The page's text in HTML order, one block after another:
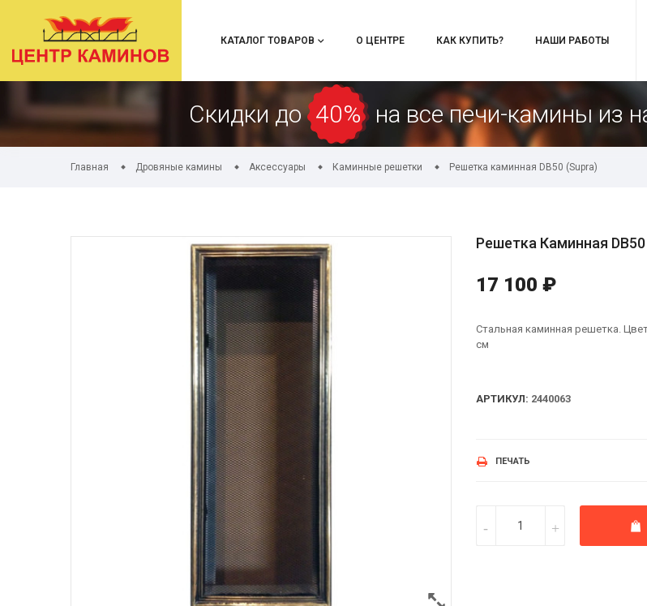
КАТАЛОГ ТОВАРОВ О ЦЕНТРЕ КАК КУПИТЬ? НАШИ РАБОТЫ
Скидки до 40% на все печи-камины из
Главная Дровяные камины Аксессуары Каминные решетки Решетка каминная DB50 (Supra)
Решетка Каминная
17 100 ₽
Стальная каминная решетка.
см
АРТИКУЛ: 2440063
ПЕЧАТЬ